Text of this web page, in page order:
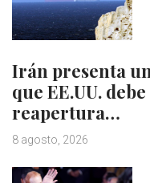
Irán presenta
que EE.UU.
reapertura…
8 agosto, 2026